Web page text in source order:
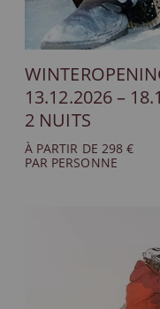
13.12.2026 –
2 NUITS
À PARTIR DE 298 €
PAR PERSONNE